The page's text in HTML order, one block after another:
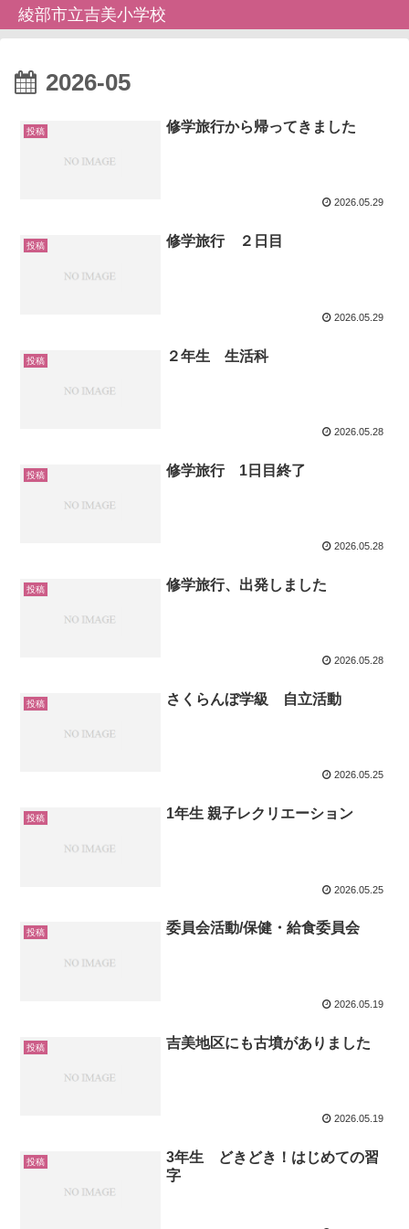
綾部市立吉美小学校
2026-05
投稿 修学旅行から帰ってきました
2026.05.29
投稿 修学旅行 ２日目
2026.05.29
投稿 ２年生 生活科
2026.05.28
投稿 修学旅行 1日目終了
2026.05.28
投稿 修学旅行、出発しました
2026.05.28
投稿 さくらんぼ学級 自立活動
2026.05.25
投稿 1年生 親子レクリエーション
2026.05.25
投稿 委員会活動/保健・給食委員会
2026.05.19
投稿 吉美地区にも古墳がありました
2026.05.19
投稿
3年生 どきどき！はじめての習
字